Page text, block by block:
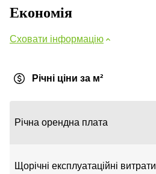
Економія
Сховати інформацію
Річні ціни за м²
Річна орендна плата
Щорічні експлуатаційні витрати